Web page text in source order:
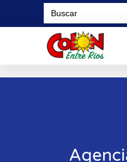
Search
for: